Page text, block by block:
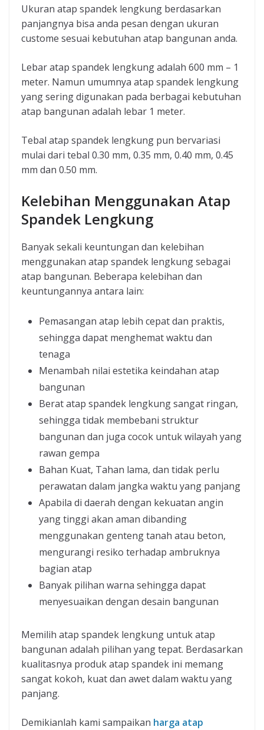
Ukuran atap spandek lengkung berdasarkan
panjangnya bisa anda pesan dengan ukuran
custome sesuai kebutuhan atap bangunan anda.
Lebar atap spandek lengkung adalah 600 mm – 1
meter. Namun umumnya atap spandek lengkung
yang sering digunakan pada berbagai kebutuhan
atap bangunan adalah lebar 1 meter.
Tebal atap spandek lengkung pun bervariasi
mulai dari tebal 0.30 mm, 0.35 mm, 0.40 mm, 0.45
mm dan 0.50 mm.
Kelebihan Menggunakan Atap
Spandek Lengkung
Banyak sekali keuntungan dan kelebihan
menggunakan atap spandek lengkung sebagai
atap bangunan. Beberapa kelebihan dan
keuntungannya antara lain:
Pemasangan atap lebih cepat dan praktis,
sehingga dapat menghemat waktu dan
tenaga
Menambah nilai estetika keindahan atap
bangunan
Berat atap spandek lengkung sangat ringan,
sehingga tidak membebani struktur
bangunan dan juga cocok untuk wilayah yang
rawan gempa
Bahan Kuat, Tahan lama, dan tidak perlu
perawatan dalam jangka waktu yang panjang
Apabila di daerah dengan kekuatan angin
yang tinggi akan aman dibanding
menggunakan genteng tanah atau beton,
mengurangi resiko terhadap ambruknya
bagian atap
Banyak pilihan warna sehingga dapat
menyesuaikan dengan desain bangunan
Memilih atap spandek lengkung untuk atap
bangunan adalah pilihan yang tepat. Berdasarkan
kualitasnya produk atap spandek ini memang
sangat kokoh, kuat dan awet dalam waktu yang
panjang.
Demikianlah kami sampaikan harga atap